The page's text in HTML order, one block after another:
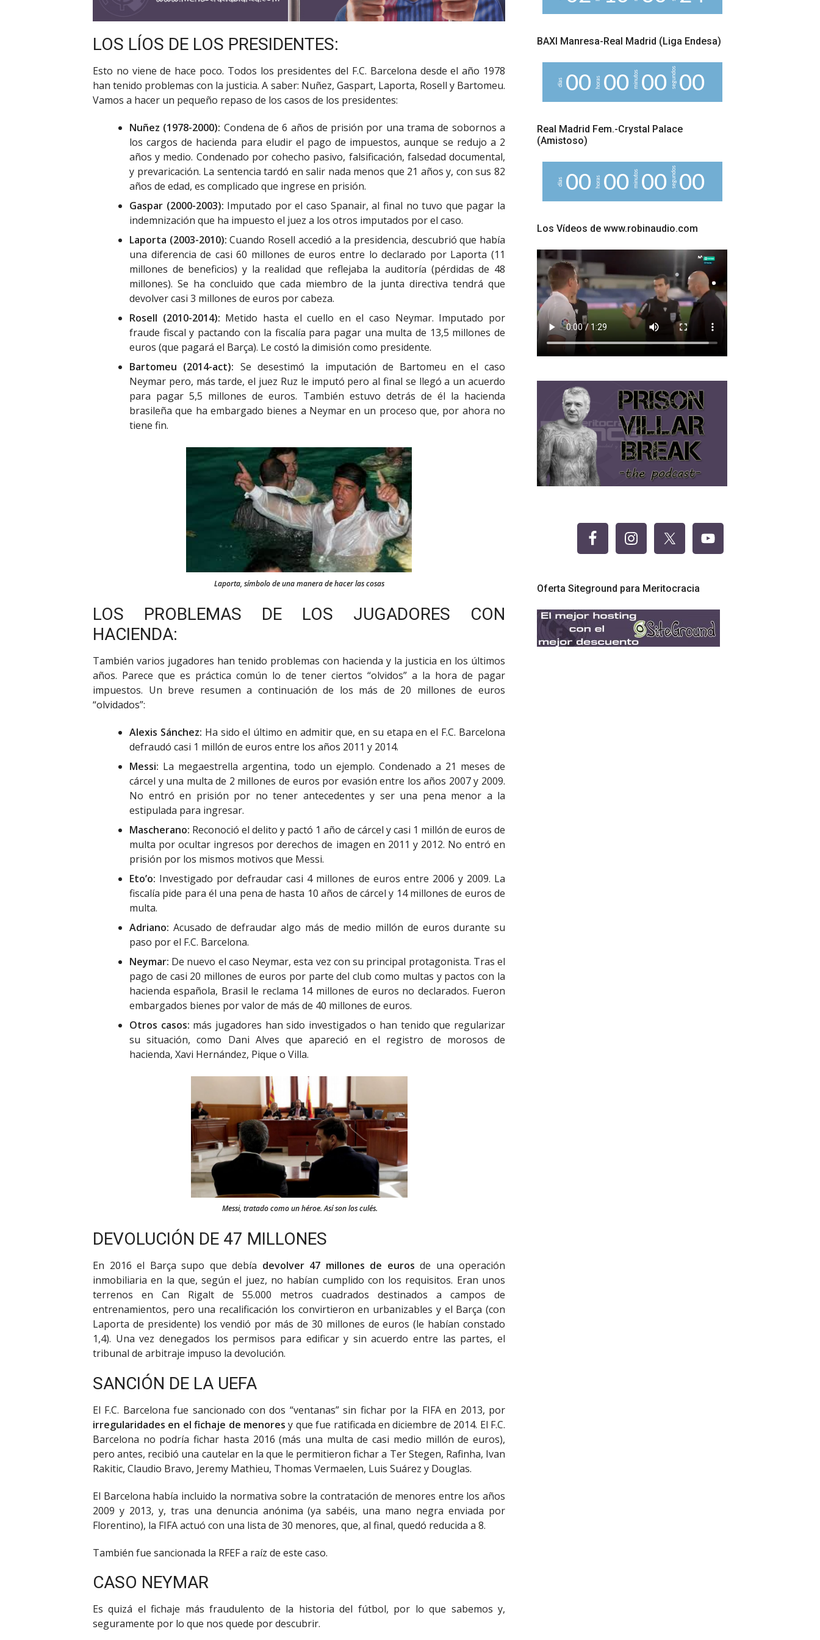
LOS LÍOS DE LOS PRESIDENTES:
Esto no viene de hace poco. Todos los presidentes del F.C. Barcelona desde el año 1978
han tenido problemas con la justicia. A saber: Nuñez, Gaspart, Laporta, Rosell y Bartomeu.
Vamos a hacer un pequeño repaso de los casos de los presidentes:
Nuñez (1978-2000): Condena de 6 años de prisión por una trama de sobornos a
los cargos de hacienda para eludir el pago de impuestos, aunque se redujo a 2
años y medio. Condenado por cohecho pasivo, falsificación, falsedad documental,
y prevaricación. La sentencia tardó en salir nada menos que 21 años y, con sus 82
años de edad, es complicado que ingrese en prisión.
Gaspar (2000-2003): Imputado por el caso Spanair, al final no tuvo que pagar la
indemnización que ha impuesto el juez a los otros imputados por el caso.
Laporta (2003-2010): Cuando Rosell accedió a la presidencia, descubrió que había
una diferencia de casi 60 millones de euros entre lo declarado por Laporta (11
millones de beneficios) y la realidad que reflejaba la auditoría (pérdidas de 48
millones). Se ha concluido que cada miembro de la junta directiva tendrá que
devolver casi 3 millones de euros por cabeza.
Rosell (2010-2014): Metido hasta el cuello en el caso Neymar. Imputado por
fraude fiscal y pactando con la fiscalía para pagar una multa de 13,5 millones de
euros (que pagará el Barça). Le costó la dimisión como presidente.
Bartomeu (2014-act): Se desestimó la imputación de Bartomeu en el caso
Neymar pero, más tarde, el juez Ruz le imputó pero al final se llegó a un acuerdo
para pagar 5,5 millones de euros. También estuvo detrás de él la hacienda
brasileña que ha embargado bienes a Neymar en un proceso que, por ahora no
tiene fin.
Laporta, símbolo de una manera de hacer las cosas
LOS PROBLEMAS DE LOS JUGADORES CON
HACIENDA:
También varios jugadores han tenido problemas con hacienda y la justicia en los últimos
años. Parece que es práctica común lo de tener ciertos “olvidos” a la hora de pagar
impuestos. Un breve resumen a continuación de los más de 20 millones de euros
“olvidados”:
Alexis Sánchez: Ha sido el último en admitir que, en su etapa en el F.C. Barcelona
defraudó casi 1 millón de euros entre los años 2011 y 2014.
Messi: La megaestrella argentina, todo un ejemplo. Condenado a 21 meses de
cárcel y una multa de 2 millones de euros por evasión entre los años 2007 y 2009.
No entró en prisión por no tener antecedentes y ser una pena menor a la
estipulada para ingresar.
Mascherano: Reconoció el delito y pactó 1 año de cárcel y casi 1 millón de euros de
multa por ocultar ingresos por derechos de imagen en 2011 y 2012. No entró en
prisión por los mismos motivos que Messi.
Eto’o: Investigado por defraudar casi 4 millones de euros entre 2006 y 2009. La
fiscalía pide para él una pena de hasta 10 años de cárcel y 14 millones de euros de
multa.
Adriano: Acusado de defraudar algo más de medio millón de euros durante su
paso por el F.C. Barcelona.
Neymar: De nuevo el caso Neymar, esta vez con su principal protagonista. Tras el
pago de casi 20 millones de euros por parte del club como multas y pactos con la
hacienda española, Brasil le reclama 14 millones de euros no declarados. Fueron
embargados bienes por valor de más de 40 millones de euros.
Otros casos: más jugadores han sido investigados o han tenido que regularizar
su situación, como Dani Alves que apareció en el registro de morosos de
hacienda, Xavi Hernández, Pique o Villa.
Messi, tratado como un héroe. Así son los culés.
DEVOLUCIÓN DE 47 MILLONES
En 2016 el Barça supo que debía devolver 47 millones de euros de una operación
inmobiliaria en la que, según el juez, no habían cumplido con los requisitos. Eran unos
terrenos en Can Rigalt de 55.000 metros cuadrados destinados a campos de
entrenamientos, pero una recalificación los convirtieron en urbanizables y el Barça (con
Laporta de presidente) los vendió por más de 30 millones de euros (le habían constado
1,4). Una vez denegados los permisos para edificar y sin acuerdo entre las partes, el
tribunal de arbitraje impuso la devolución.
SANCIÓN DE LA UEFA
El F.C. Barcelona fue sancionado con dos “ventanas” sin fichar por la FIFA en 2013, por
irregularidades en el fichaje de menores y que fue ratificada en diciembre de 2014. El F.C.
Barcelona no podría fichar hasta 2016 (más una multa de casi medio millón de euros),
pero antes, recibió una cautelar en la que le permitieron fichar a Ter Stegen, Rafinha, Ivan
Rakitic, Claudio Bravo, Jeremy Mathieu, Thomas Vermaelen, Luis Suárez y Douglas.
El Barcelona había incluido la normativa sobre la contratación de menores entre los años
2009 y 2013, y, tras una denuncia anónima (ya sabéis, una mano negra enviada por
Florentino), la FIFA actuó con una lista de 30 menores, que, al final, quedó reducida a 8.
También fue sancionada la RFEF a raíz de este caso.
CASO NEYMAR
Es quizá el fichaje más fraudulento de la historia del fútbol, por lo que sabemos y,
seguramente por lo que nos quede por descubrir.
4
BAXI Manresa-Real Madrid (Liga Endesa)
días 00 horas 00 minutos 00segundos00
Real Madrid Fem.-Crystal Palace
(Amistoso)
días 00 horas 00 minutos 00segundos00
Los Vídeos de www.robinaudio.com
Oferta Siteground para Meritocracia